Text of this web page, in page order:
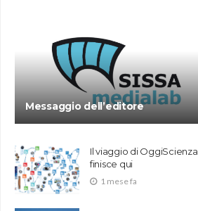
Messaggio dell’editore
Il viaggio di OggiScienza
finisce qui
1 mese fa